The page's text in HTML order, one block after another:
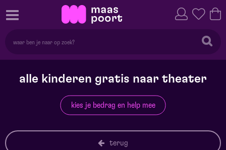
alle kinderen gratis naar theater
kies je bedrag en help mee
terug